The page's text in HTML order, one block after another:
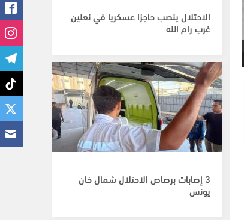
الاحتلال ينصب حاجزا عسكريا في نعلين
غرب رام الله
3 إصابات برصاص الاحتلال شمال خان
يونس